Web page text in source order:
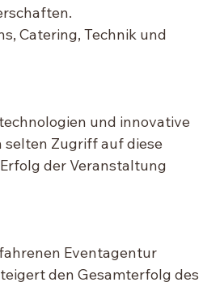
Catering, Technik und
und innovative
selten Zugriff auf diese
der Veranstaltung
Eventagentur
den Gesamterfolg des